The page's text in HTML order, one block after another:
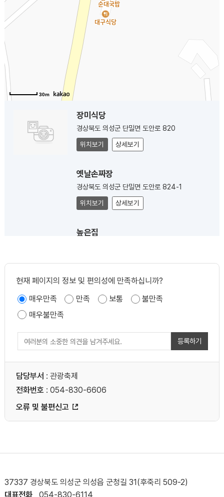
30m
장미식당
경상북도 의성군 단밀면 도안로 820
위치보기 상세보기
옛날손짜장
경상북도 의성군 단밀면 도안로 824-1
위치보기 상세보기
높은집
위치보기 상세보기
경상북도 의성군 단밀면 도안로 833
신공항한식부페
경상북도 의성군 단밀면 도안로 826
체리코나
경상북도 의성군 단밀면 도안로 826
경상북도 의성군 단밀면 생송리 산175-13
현재 페이지의 정보 및 편의성에 만족하십니까?
매우만족
만족 보통
불만족
매우불만족
등록하기
담당부서 : 관광축제
전화번호 : 054-830-6606
오류 및 불편신고
37337 경상북도 의성군 의성읍 군청길 31(후죽리 509-2)
대표전화
054-830-6114